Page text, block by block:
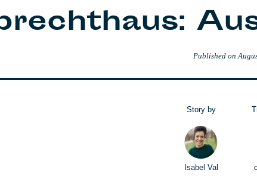
Published on
Story by
Isabel Val